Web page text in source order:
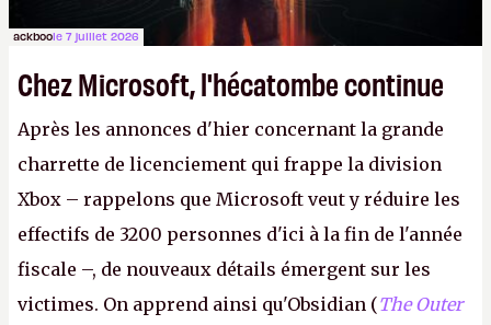
ackboole 7 juillet 2026
Chez Microsoft, l'hécatombe continue
Après les annonces d'hier concernant la grande
charrette de licenciement qui frappe la division
Xbox – rappelons que Microsoft veut y réduire les
effectifs de 3200 personnes d'ici à la fin de l'année
fiscale –, de nouveaux détails émergent sur les
victimes. On apprend ainsi qu'Obsidian (The Outer